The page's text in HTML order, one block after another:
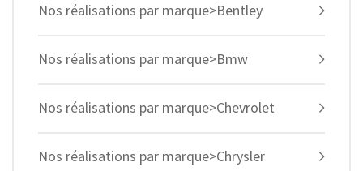
Nos réalisations par marque>Bentley
Nos réalisations par marque>Bmw
Nos réalisations par marque>Chevrolet
Nos réalisations par marque>Chrysler